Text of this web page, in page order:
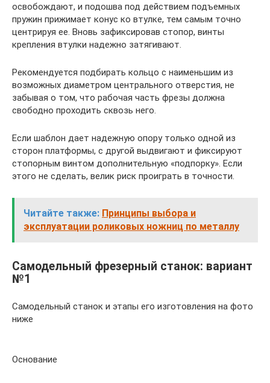
освобождают, и подошва под действием подъемных
пружин прижимает конус ко втулке, тем самым точно
центрируя ее. Вновь зафиксировав стопор, винты
крепления втулки надежно затягивают.
Рекомендуется подбирать кольцо с наименьшим из
возможных диаметром центрального отверстия, не
забывая о том, что рабочая часть фрезы должна
свободно проходить сквозь него.
Если шаблон дает надежную опору только одной из
сторон платформы, с другой выдвигают и фиксируют
стопорным винтом дополнительную «подпорку». Если
этого не сделать, велик риск проиграть в точности.
Читайте также: Принципы выбора и
эксплуатации роликовых ножниц по металлу
Самодельный фрезерный станок: вариант
№1
Самодельный станок и этапы его изготовления на фото
ниже
Основание